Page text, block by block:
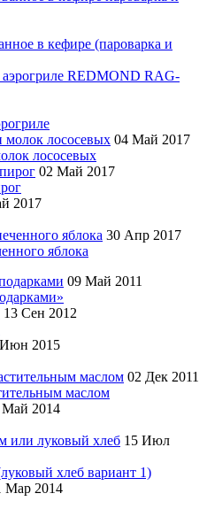
в кефире (пароварка и
04 Май 2017
лососевых
02 Май 2017
2017
30 Апр 2017
яблока
09 Май 2011
13 Сен 2012
2015
02 Дек 2011
маслом
Май 2014
15 Июл
хлеб вариант 1)
Мар 2014